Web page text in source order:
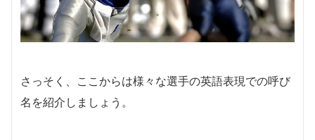
さっそく、ここからは様々な選手の英語表現での呼び
名を紹介しましょう。